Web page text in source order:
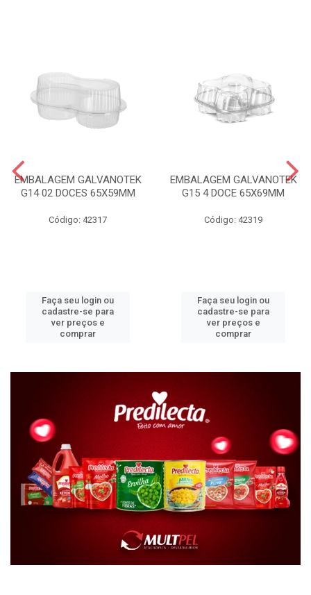
EMBALAGEM GALVANOTEK
G14 02 DOCES 65X59MM
Código: 42317
Faça seu login ou
cadastre-se para
ver preços e
comprar
EMBALAGEM GALVANOTEK
G15 4 DOCE 65X69MM
Código: 42319
Faça seu login ou
cadastre-se para
ver preços e
comprar